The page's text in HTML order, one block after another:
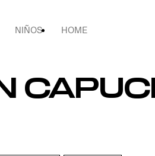
NIÑOS HOME